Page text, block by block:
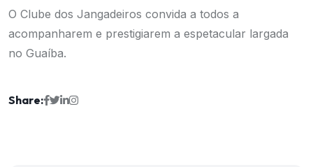
O Clube dos Jangadeiros convida a todos a
acompanharem e prestigiarem a espetacular largada
no Guaíba.
Share: